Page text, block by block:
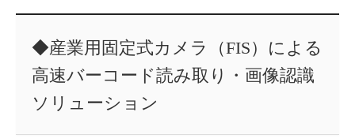
◆産業用固定式カメラ（FIS）による
高速バーコード読み取り・画像認識
ソリューション